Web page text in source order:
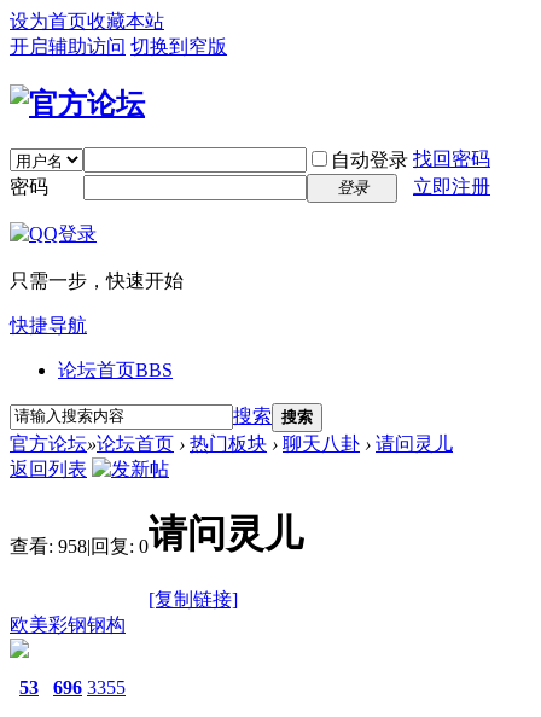
设为首页收藏本站
开启辅助访问 切换到窄版
自动登录 找回密码
密码
登录 立即注册
只需一步，快速开始
快捷导航
论坛首页BBS
搜索 搜索
官方论坛»论坛首页 › 热门板块 › 聊天八卦 › 请问灵儿
返回列表
查看: 958|回复: 0请问灵儿
[复制链接]
欧美彩钢钢构
53 696 3355